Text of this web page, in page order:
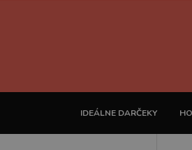
IDEÁLNE DARČEKY